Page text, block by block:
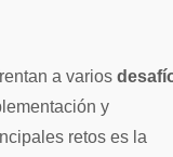
a varios
y
retos es la